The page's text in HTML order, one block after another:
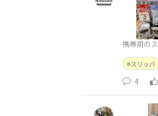
携帯用の
スリッパ
4